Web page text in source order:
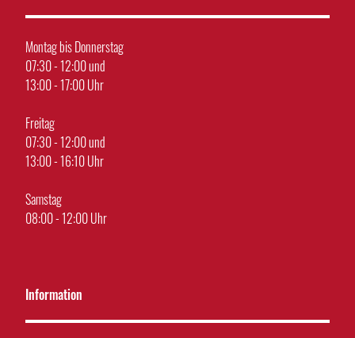
Montag bis Donnerstag
07:30 - 12:00 und
13:00 - 17:00 Uhr
Freitag
07:30 - 12:00 und
13:00 - 16:10 Uhr
Samstag
08:00 - 12:00 Uhr
Information